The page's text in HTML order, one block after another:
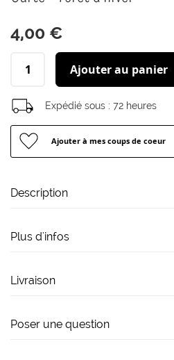
début
la
4,00 €
Ajouter au panier
Expédié sous : 72 heures
Ajouter à mes coups de coeur
Description
Plus d'infos
Livraison
Poser une question